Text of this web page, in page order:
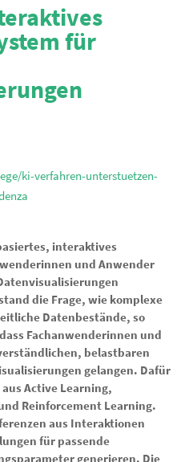
für
ki-verfahren-unterstuetzen-
interaktives
und Anwender
die Frage, wie komplexe
Datenbestände, so
Fachanwenderinnen und
belastbaren
gelangen. Dafür
Active Learning,
Reinforcement Learning.
aus Interaktionen
für passende
generieren. Die